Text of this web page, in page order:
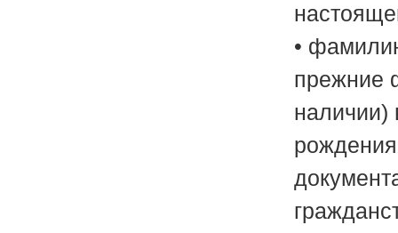
•
прежние
наличии)